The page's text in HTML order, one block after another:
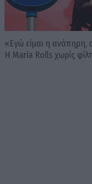
«Εγώ είμαι η ανάπηρη,
Η Maria Rolls χωρίς